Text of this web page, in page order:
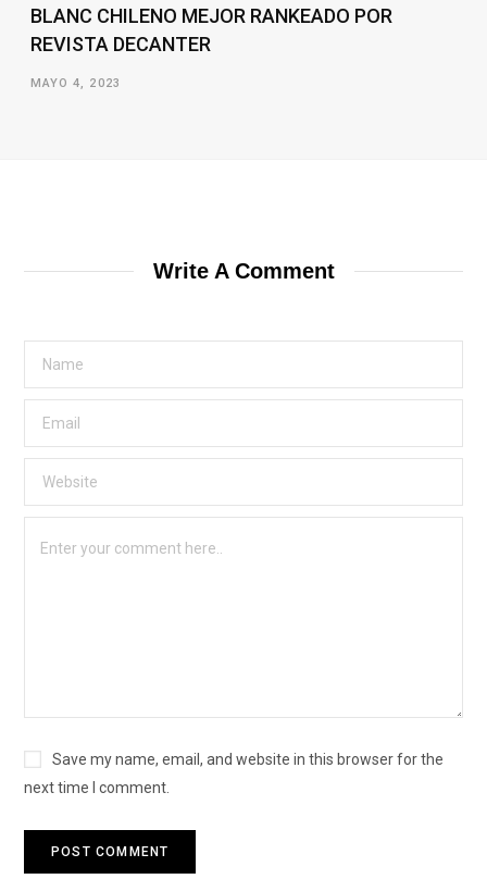
BLANC CHILENO MEJOR RANKEADO POR
REVISTA DECANTER
MAYO 4, 2023
Write A Comment
Save my name, email, and website in this browser for the
next time I comment.